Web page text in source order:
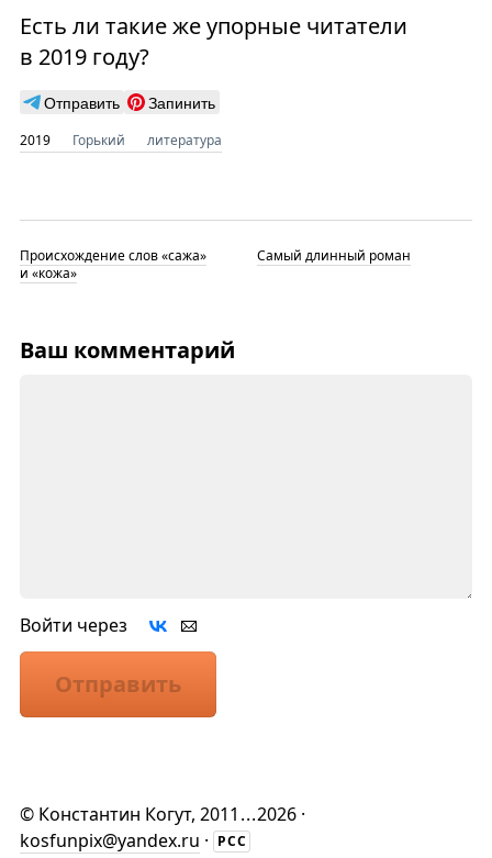
Есть ли такие же упорные читатели
в 2019 году?
Отправить Запинить
2019 Горький литература
Происхождение слов «сажа»
и «кожа»
Самый длинный роман
Ваш комментарий
Войти через
Отправить
© Константин Когут, 2011 ...2026 ·
kosfunpix@yandex.ru · РСС